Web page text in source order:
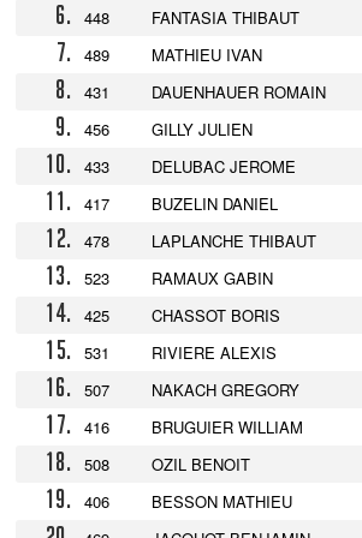
6. 448 FANTASIA THIBAUT
7. 489 MATHIEU IVAN
8. 431 DAUENHAUER ROMAIN
9. 456 GILLY JULIEN
10. 433 DELUBAC JEROME
11. 417 BUZELIN DANIEL
12. 478 LAPLANCHE THIBAUT
13. 523 RAMAUX GABIN
14. 425 CHASSOT BORIS
15. 531 RIVIERE ALEXIS
16. 507 NAKACH GREGORY
17. 416 BRUGUIER WILLIAM
18. 508 OZIL BENOIT
19. 406 BESSON MATHIEU